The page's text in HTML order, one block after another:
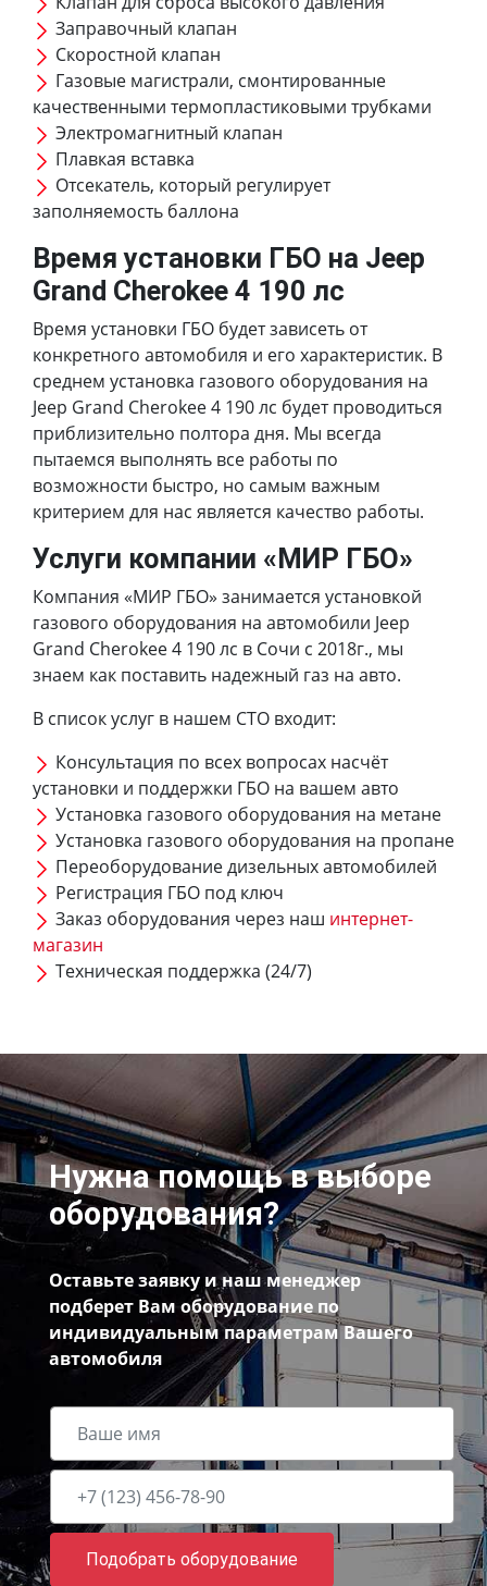
Заправочный клапан
Скоростной клапан
Газовые магистрали, смонтированные
качественными термопластиковыми трубками
Электромагнитный клапан
Плавкая вставка
Отсекатель, который регулирует
заполняемость баллона
Время установки ГБО на Jeep
Grand Cherokee 4 190 лс
Время установки ГБО будет зависеть от
конкретного автомобиля и его характеристик. В
среднем установка газового оборудования на
Jeep Grand Cherokee 4 190 лс будет проводиться
приблизительно полтора дня. Мы всегда
пытаемся выполнять все работы по
возможности быстро, но самым важным
критерием для нас является качество работы.
Услуги компании «МИР ГБО»
Компания «МИР ГБО» занимается установкой
газового оборудования на автомобили Jeep
Grand Cherokee 4 190 лс в Сочи с 2018г., мы
знаем как поставить надежный газ на авто.
В список услуг в нашем СТО входит:
Консультация по всех вопросах насчёт
установки и поддержки ГБО на вашем авто
Установка газового оборудования на метане
Установка газового оборудования на пропане
Переоборудование дизельных автомобилей
Регистрация ГБО под ключ
Заказ оборудования через наш интернет-
магазин
Техническая поддержка (24/7)
Нужна помощь в выборе
оборудования?
Оставьте заявку и наш менеджер
подберет Вам оборудование по
индивидуальным параметрам Вашего
автомобиля
Подобрать оборудование